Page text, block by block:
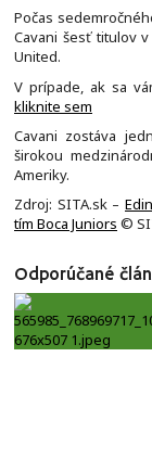
Počas
Cavani šesť titulov
United.
V prípade, ak sa
kliknite sem
Cavani zostáva
širokou
Ameriky.
Zdroj: SITA.sk –
tím Boca Juniors ©
Odporúčané